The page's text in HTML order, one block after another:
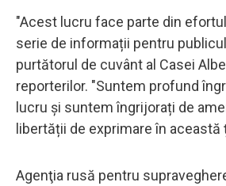
"Acest lucru face parte din
serie de informații pentru
purtătorul de cuvânt al Casei
reporterilor. "Suntem profund
lucru și suntem îngrijorați de
libertății de exprimare în această
Agenţia rusă pentru